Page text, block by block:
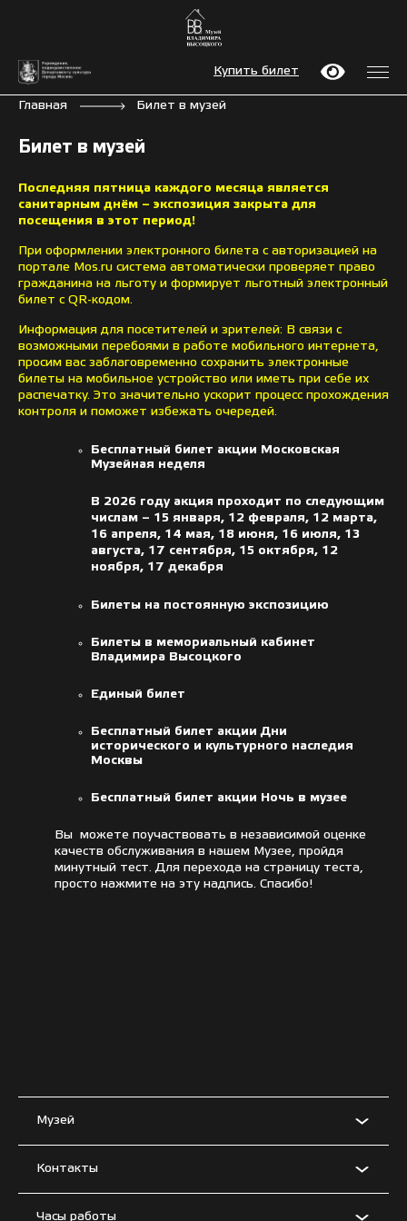
Купить билет
Главная Билет в музей
Билет в музей
Последняя пятница каждого месяца является
санитарным днём – экспозиция закрыта для
посещения в этот период!
При оформлении электронного билета с авторизацией на
портале Mos.ru система автоматически проверяет право
гражданина на льготу и формирует льготный электронный
билет с QR-кодом.
Информация для посетителей и зрителей: В связи с
возможными перебоями в работе мобильного интернета,
просим вас заблаговременно сохранить электронные
билеты на мобильное устройство или иметь при себе их
распечатку. Это значительно ускорит процесс прохождения
контроля и поможет избежать очередей.
Бесплатный билет акции Московская
Музейная неделя
В 2026 году акция проходит по следующим
числам – 15 января, 12 февраля, 12 марта,
16 апреля, 14 мая, 18 июня, 16 июля, 13
августа, 17 сентября, 15 октября, 12
ноября, 17 декабря
Билеты на постоянную экспозицию
Билеты в мемориальный кабинет
Владимира Высоцкого
Единый билет
Бесплатный билет акции Дни
исторического и культурного наследия
Москвы
Бесплатный билет акции Ночь в музее
Вы можете поучаствовать в независимой оценке
качеств обслуживания в нашем Музее, пройдя
минутный тест. Для перехода на страницу теста,
просто нажмите на эту надпись. Спасибо!
Музей
Контакты
Часы работы